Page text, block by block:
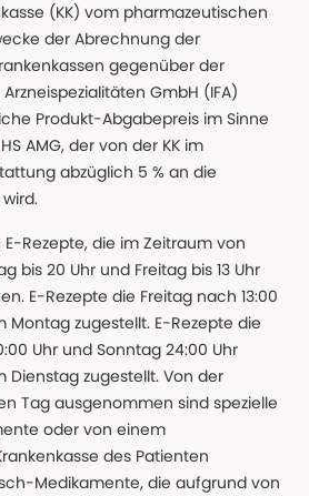
(KK) vom pharmazeutischen
der Abrechnung der
gegenüber der
GmbH (IFA)
Produkt-Abgabepreis im Sinne
AMG, der von der KK im
abzüglich 5 % an die
Rezepte, die im Zeitraum von
bis 20 Uhr und Freitag bis 13 Uhr
E-Rezepte die Freitag nach 13:00
zugestellt. E-Rezepte die
Uhr und Sonntag 24:00 Uhr
Dienstag zugestellt. Von der
Tag ausgenommen sind spezielle
oder von einem
des Patienten
Medikamente, die aufgrund von